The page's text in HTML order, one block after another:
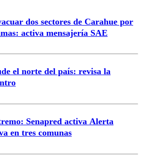
dos sectores de Carahue por
activa mensajería SAE
el norte del país: revisa la
Senapred activa Alerta
en tres comunas